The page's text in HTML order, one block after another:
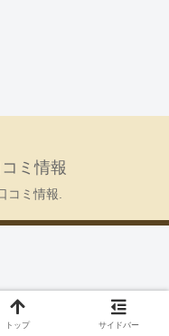
ミ情報
コミ情報.
トップ サイドバー